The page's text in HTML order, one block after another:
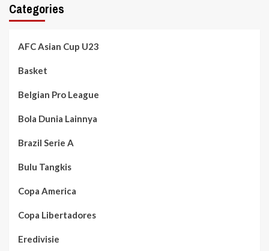
Categories
AFC Asian Cup U23
Basket
Belgian Pro League
Bola Dunia Lainnya
Brazil Serie A
Bulu Tangkis
Copa America
Copa Libertadores
Eredivisie